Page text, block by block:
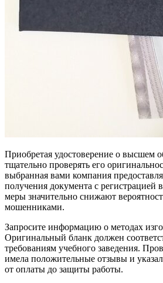
Приобретая удостоверение о высшем
тщательно проверять его
выбранная вами компания
получения документа с регистрацией
меры значительно снижают
мошенниками.
Запросите информацию о методах
Оригинальный бланк должен
требованиям учебного заведения.
имела положительные отзывы и
от оплаты до защиты работы.